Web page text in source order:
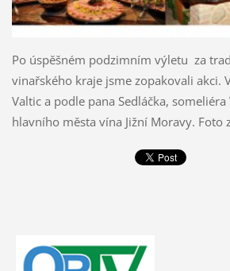
Po úspěšném podzimním výletu za
vinařského kraje jsme zopakovali akci.
Valtic a podle pana Sedláčka,
hlavního města vína Jižní Moravy. Foto